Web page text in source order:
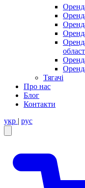
Тягачі
Про нас
Блог
Контакти
укр | рус